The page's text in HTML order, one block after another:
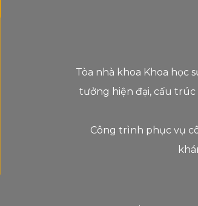
Tòa nhà khoa Khoa học
tưởng hiện đại, cấu trúc
Công trình phục vụ